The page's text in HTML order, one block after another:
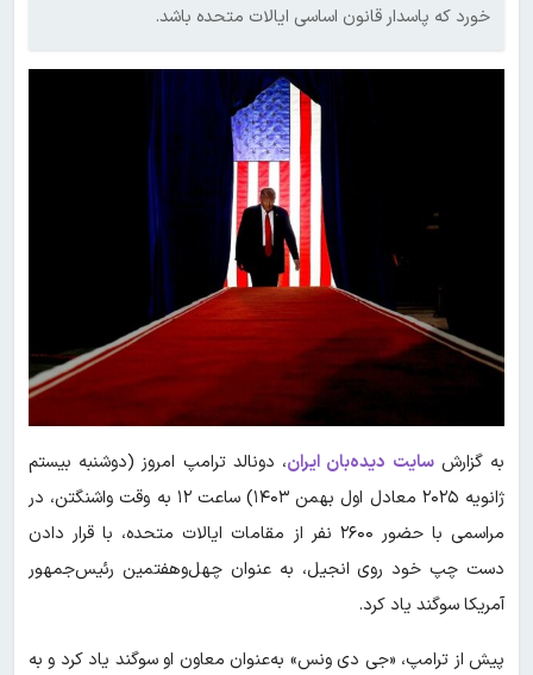
خورد که پاسدار قانون اساسی ایالات متحده باشد.
به گزارشسایت دیده‌بان ایران، دونالد ترامپ امروز (دوشنبه بیستم
ژانویه ۲۰۲۵ معادل اول بهمن ۱۴۰۳) ساعت ۱۲ به وقت واشنگتن، در
مراسمی با حضور ۲۶۰۰ نفر از مقامات ایالات متحده، با قرار دادن
دست چپ خود روی انجیل، به عنوان چهل‌وهفتمین رئیس‌جمهور
آمریکا سوگند یاد کرد.
پیش از ترامپ، «جی دی ونس» به‌عنوان معاون او سوگند یاد کرد و به